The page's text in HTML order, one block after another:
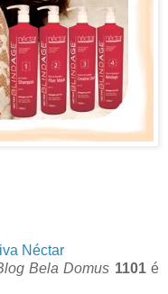
Néctar
Bela Domus 1101é